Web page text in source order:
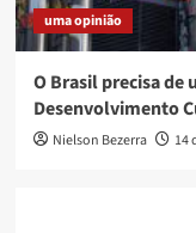
uma opinião
O Brasil precisa de
Desenvolvimento
Nielson Bezerra 14